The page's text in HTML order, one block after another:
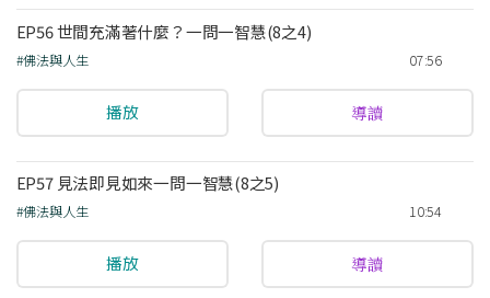
EP56 世間充滿著什麼？一問一智慧(8之4)
#佛法與人生 07:56
播放 導讀
EP57 見法即見如來一問一智慧(8之5)
#佛法與人生 10:54
播放 導讀